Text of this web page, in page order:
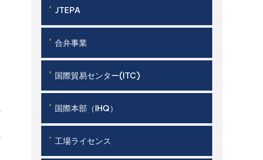
' JTEPA
' 合弁事業
' 国際貿易センター(ITC)
' 国際本部（IHQ）
' 工場ライセンス